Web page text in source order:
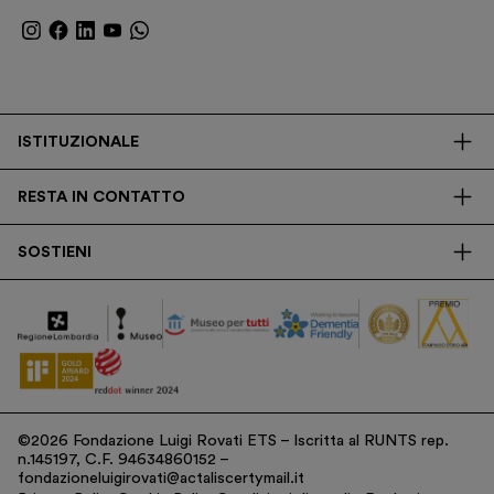
ISTITUZIONALE
Trasparenza
Ricerca
RESTA IN CONTATTO
SOSTIENI
Corporate
Donazioni
5x1000
©2026 Fondazione Luigi Rovati ETS – Iscritta al RUNTS rep.
n.145197, C.F. 94634860152 –
fondazioneluigirovati@actaliscertymail.it